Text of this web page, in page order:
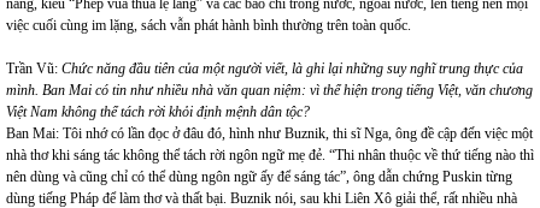
năng, kiểu “Phép vua thua lệ làng” và các báo chí trong nước, ngoài nước, lên tiếng nên mọi
việc cuối cùng im lặng, sách vẫn phát hành bình thường trên toàn quốc.
Trần Vũ: Chức năng đầu tiên của một người viết, là ghi lại những suy nghĩ trung thực của
mình. Ban Mai có tin như nhiều nhà văn quan niệm: vì thể hiện trong tiếng Việt, văn chương
Việt Nam không thể tách rời khỏi định mệnh dân tộc?
Ban Mai: Tôi nhớ có lần đọc ở đâu đó, hình như Buznik, thi sĩ Nga, ông đề cập đến việc một
nhà thơ khi sáng tác không thể tách rời ngôn ngữ mẹ đẻ. “Thi nhân thuộc về thứ tiếng nào thì
nên dùng và cũng chỉ có thể dùng ngôn ngữ ấy để sáng tác”, ông dẫn chứng Puskin từng
dùng tiếng Pháp để làm thơ và thất bại. Buznik nói, sau khi Liên Xô giải thể, rất nhiều nhà